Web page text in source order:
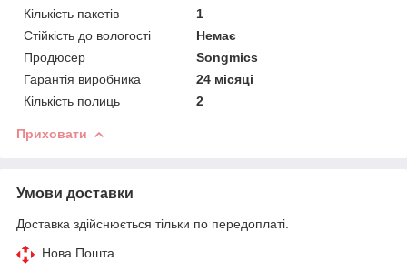
Кількість пакетів
1
Стійкість до вологості
Немає
Продюсер
Songmics
Гарантія виробника
24 місяці
Кількість полиць
2
Приховати
Умови доставки
Доставка здійснюється тільки по передоплаті.
Нова Пошта